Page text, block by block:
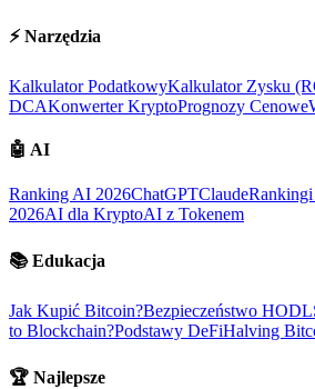
⚡ Narzędzia
Kalkulator PodatkowyKalkulator Zysku
DCAKonwerter KryptoPrognozy Cenowe
🤖 AI
Ranking AI 2026ChatGPTClaude
2026AI dla KryptoAI z Tokenem
📚 Edukacja
Jak Kupić Bitcoin?Bezpieczeństwo HODL
to Blockchain?Podstawy DeFiHalving
🏆 Najlepsze